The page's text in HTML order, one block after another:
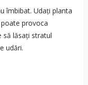
îmbibat. Udați planta
provoca
să lăsați stratul
udări.